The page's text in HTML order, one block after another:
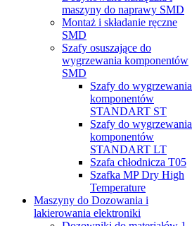
maszyny do naprawy SMD
Montaż i składanie ręczne
SMD
Szafy osuszające do
wygrzewania komponentów
SMD
Szafy do wygrzewania
komponentów
STANDART ST
Szafy do wygrzewania
komponentów
STANDART LT
Szafa chłodnicza T05
Szafka MP Dry High
Temperature
Maszyny do Dozowania i
lakierowania elektroniki